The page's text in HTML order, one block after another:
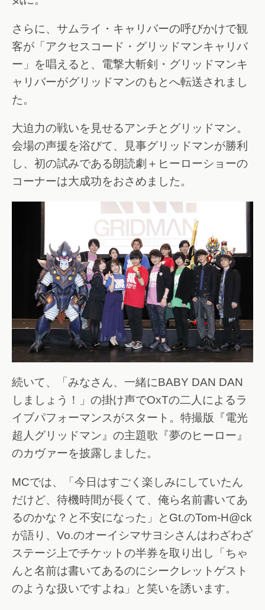
さらに、サムライ・キャリバーの呼びかけで観
客が「アクセスコード・グリッドマンキャリバ
ー」を唱えると、電撃大斬剣・グリッドマンキ
ャリバーがグリッドマンのもとへ転送されまし
た。
大迫力の戦いを見せるアンチとグリッドマン。
会場の声援を浴びて、見事グリッドマンが勝利
し、初の試みである朗読劇＋ヒーローショーの
コーナーは大成功をおさめました。
続いて、「みなさん、一緒にBABY DAN DAN
しましょう！」の掛け声でOxTの二人によるラ
イブパフォーマンスがスタート。特撮版『電光
超人グリッドマン』の主題歌『夢のヒーロー』
のカヴァーを披露しました。
MCでは、「今日はすごく楽しみにしていたん
だけど、待機時間が長くて、俺ら名前書いてあ
るのかな？と不安になった」とGt.のTom-H@ck
が語り、Vo.のオーイシマサヨシさんはわざわざ
ステージ上でチケットの半券を取り出し「ちゃ
んと名前は書いてあるのにシークレットゲスト
のような扱いですよね」と笑いを誘います。